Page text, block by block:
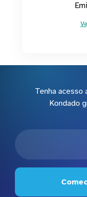
Tenha acesso
Kondado